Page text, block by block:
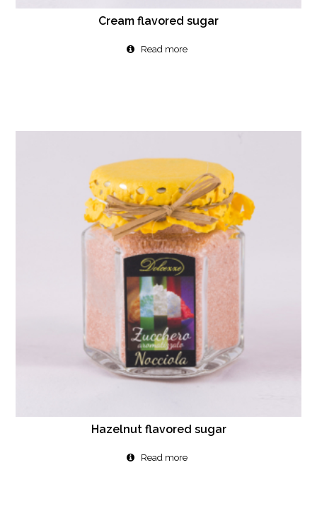
Cream flavored sugar
Read more
Hazelnut flavored sugar
Read more